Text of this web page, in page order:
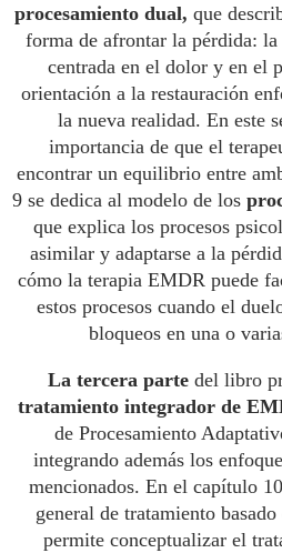
procesamiento dual, que
forma de afrontar la pérdida:
centrada en el dolor y en el
orientación a la restauración
la nueva realidad. En este
importancia de que el
encontrar un equilibrio entre
9 se dedica al modelo de los
que explica los procesos
asimilar y adaptarse a la
cómo la terapia EMDR puede
estos procesos cuando el
bloqueos en una o
La tercera parte del libro
tratamiento integrador de
de Procesamiento
integrando además los
mencionados. En el capítulo
general de tratamiento
permite conceptualizar el